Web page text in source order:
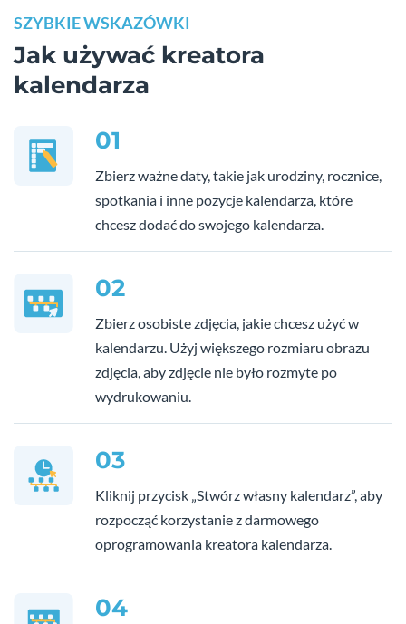
SZYBKIE WSKAZÓWKI
Jak używać kreatora
kalendarza
01
Zbierz ważne daty, takie jak urodziny, rocznice,
spotkania i inne pozycje kalendarza, które
chcesz dodać do swojego kalendarza.
02
Zbierz osobiste zdjęcia, jakie chcesz użyć w
kalendarzu. Użyj większego rozmiaru obrazu
zdjęcia, aby zdjęcie nie było rozmyte po
wydrukowaniu.
03
Kliknij przycisk „Stwórz własny kalendarz”, aby
rozpocząć korzystanie z darmowego
oprogramowania kreatora kalendarza.
04